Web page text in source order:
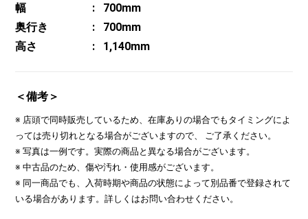
幅
700mm
奥行き
700mm
高さ
1,140mm
＜備考＞
※ 店頭で同時販売しているため、在庫ありの場合でもタイミングによ
っては売り切れとなる場合がございますので、 ご了承ください。
※ 写真は一例です。実際の商品と異なる場合がございます。
※ 中古品のため、傷や汚れ・使用感がございます。
※ 同一商品でも、入荷時期や商品の状態によって別品番で登録されて
いる場合があります。詳しくはお問い合わせください。